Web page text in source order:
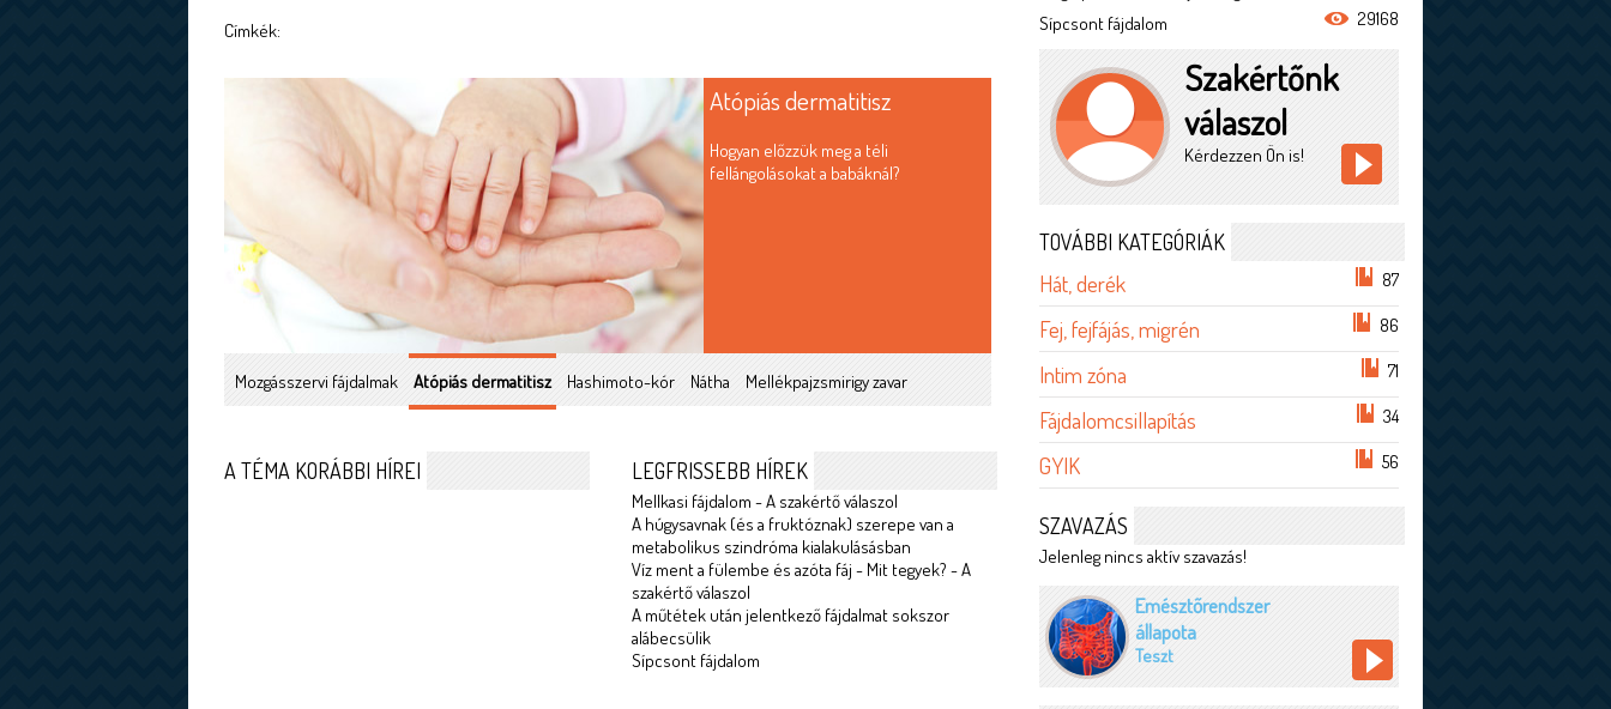
Címkék:
Atópiás dermatitisz
Hogyan előzzük meg a téli
fellángolásokat a babáknál?
Mozgásszervi fájdalmak Atópiás dermatitisz Hashimoto-kór Nátha Mellékpajzsmirigy zavar
A TÉMA KORÁBBI HÍREI LEGFRISSEBB HÍREK
Mellkasi fájdalom - A szakértő válaszol
A húgysavnak (és a fruktóznak) szerepe van a
metabolikus szindróma kialakulásásban
Víz ment a fülembe és azóta fáj - Mit tegyek? - A
szakértő válaszol
A műtétek után jelentkező fájdalmat sokszor
alábecsülik
Sípcsont fájdalom
Sípcsont fájdalom
29168
Szakértőnk
válaszol
Kérdezzen Ön is!
TOVÁBBI KATEGÓRIÁK
Hát, derék 87
Fej, fejfájás, migrén 86
Intim zóna 71
Fájdalomcsillapítás 34
GYIK 56
SZAVAZÁS
Jelenleg nincs aktív szavazás!
Emésztőrendszer
állapota
Teszt